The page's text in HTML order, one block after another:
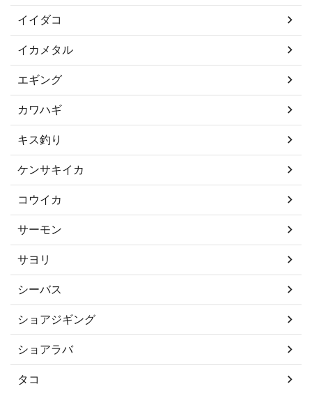
イイダコ
イカメタル
エギング
カワハギ
キス釣り
ケンサキイカ
コウイカ
サーモン
サヨリ
シーバス
ショアジギング
ショアラバ
タコ